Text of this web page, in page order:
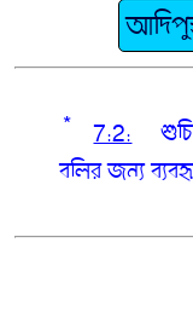
* 7:2:
বলির জন্য